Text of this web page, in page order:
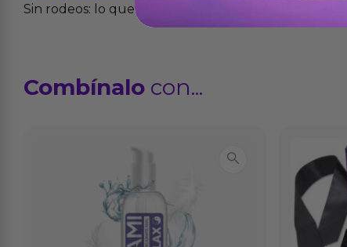
Sin rodeos: lo que cuentan quienes ya lo han
Combínalo con...